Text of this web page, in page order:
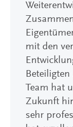
mit den
Team hat
Zukunft
sehr